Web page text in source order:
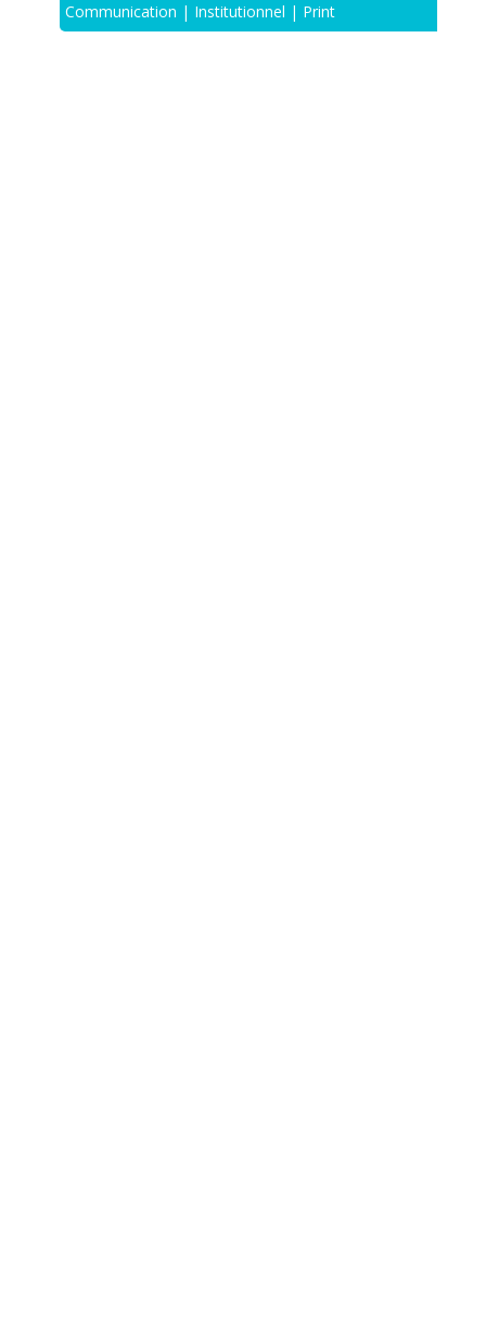
Communication | Institutionnel | Print